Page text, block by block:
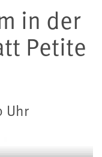
in der
Petite
Uhr